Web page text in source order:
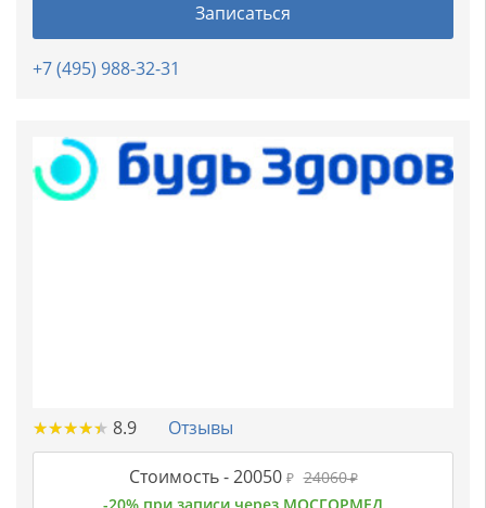
Записаться
+7 (495) 988-32-31
★★★★★
★★★★★ 8.9 Отзывы
Стоимость -20050 ₽ 24060₽